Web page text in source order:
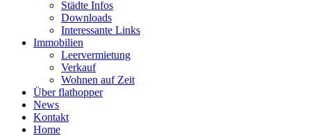
Städte Infos
Downloads
Interessante Links
Immobilien
Leervermietung
Verkauf
Wohnen auf Zeit
Über flathopper
News
Kontakt
Home